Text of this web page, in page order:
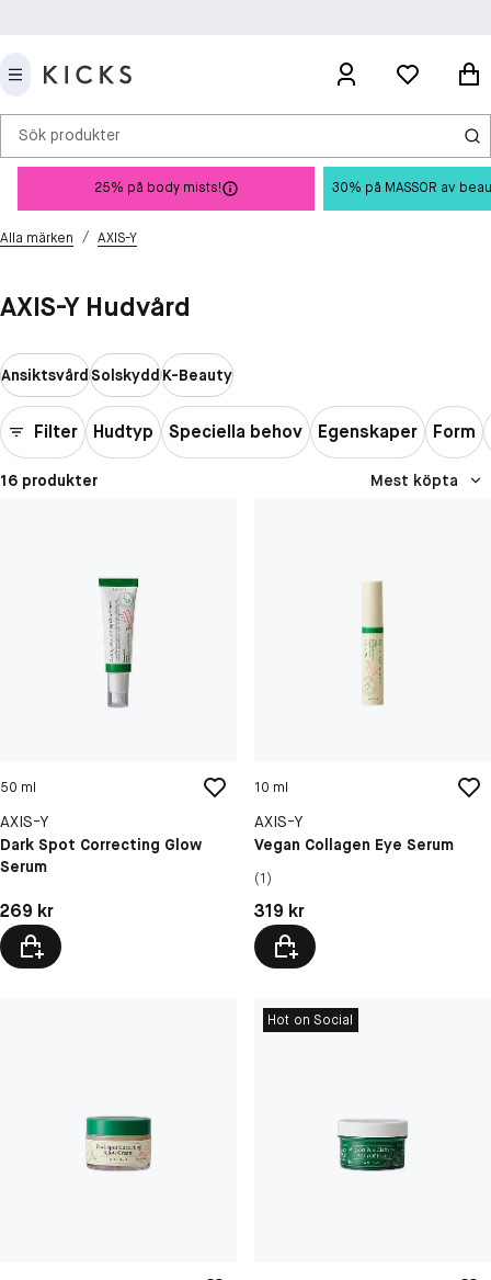
Sök produkter
25% på body mists! 30% på MASSOR av
Alla märken / AXIS-Y
AXIS-Y Hudvård
AnsiktsvårdSolskyddK-Beauty
Filter Hudtyp Speciella behov Egenskaper Form
16 produkter Mest köpta
50 ml
AXIS-Y
Dark Spot Correcting Glow
Serum
Pris: 269 kr
269 kr
10 ml
AXIS-Y
Vegan Collagen Eye Serum
(1)
Pris: 319 kr
319 kr
Hot on Social